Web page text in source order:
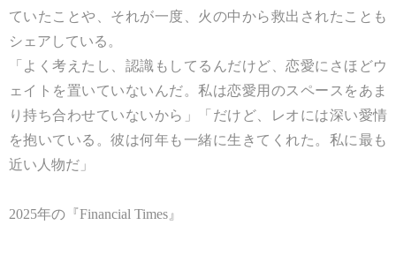
ていたことや、それが一度、火の中から救出されたことも
シェアしている。
「よく考えたし、認識もしてるんだけど、恋愛にさほどウ
ェイトを置いていないんだ。私は恋愛用のスペースをあま
り持ち合わせていないから」「だけど、レオには深い愛情
を抱いている。彼は何年も一緒に生きてくれた。私に最も
近い人物だ」
2025年の『Financial Times』